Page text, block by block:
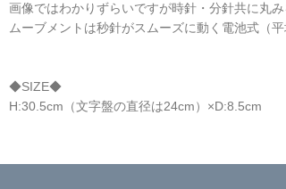
画像ではわかりずらいですが時針・分針共に丸
ムーブメントは秒針がスムーズに動く電池式（
◆SIZE◆
H:30.5cm（文字盤の直径は24cm）×D:8.5cm